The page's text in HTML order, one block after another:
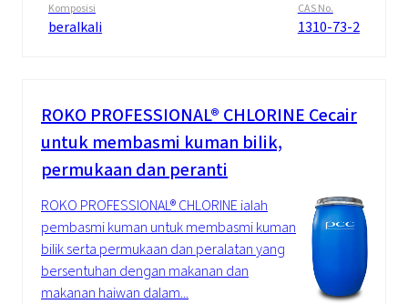
Komposisi
beralkali
CAS No.
1310-73-2
ROKO PROFESSIONAL® CHLORINE Cecair
untuk membasmi kuman bilik,
permukaan dan peranti
ROKO PROFESSIONAL® CHLORINE ialah
pembasmi kuman untuk membasmi kuman
bilik serta permukaan dan peralatan yang
bersentuhan dengan makanan dan
makanan haiwan dalam...